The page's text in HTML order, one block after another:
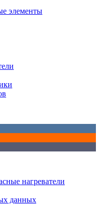
элементы
нагреватели
данных